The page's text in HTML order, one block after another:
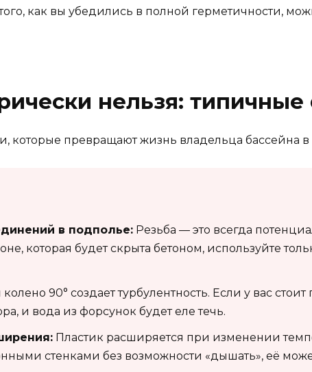
как вы убедились в полной герметичности,
нельзя:
которые превращают жизнь владельца бассейна
в подполье: Резьба — это всегда
которая будет скрыта бетоном, используйте
90° создает турбулентность. Если у вас
и вода из форсунок будет еле течь.
Пластик расширяется при изменении
стенками без возможности «дышать», её